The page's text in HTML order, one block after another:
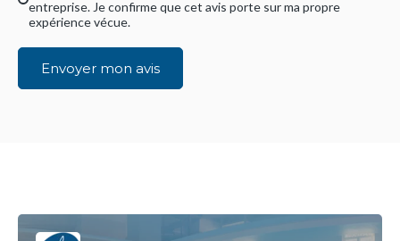
entreprise. Je confirme que cet avis porte sur ma propre
expérience vécue.
Envoyer mon avis